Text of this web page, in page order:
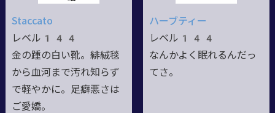
Staccato
レベル144
金の踵の白い靴。緋絨毯
から血河まで汚れ知らず
で軽やかに。足癖悪さは
ご愛嬌。
ハーブティー
レベル144
なんかよく眠れるんだっ
てさ。